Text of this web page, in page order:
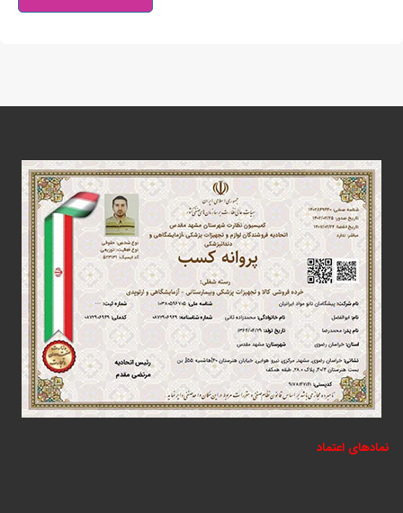
نمادهای اعتماد